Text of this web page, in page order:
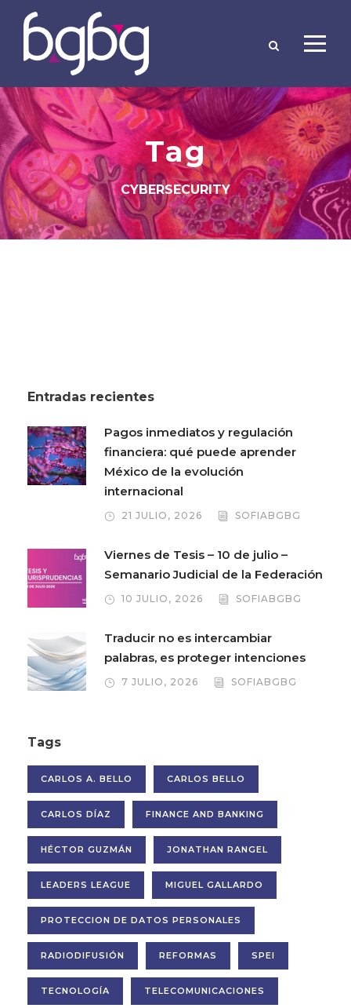
Tag
CYBERSECURITY
Entradas recientes
Pagos inmediatos y regulación
financiera: qué puede aprender
México de la evolución
internacional
21 JULIO, 2026 SOFIABGBG
Viernes de Tesis – 10 de julio –
Semanario Judicial de la Federación
10 JULIO, 2026 SOFIABGBG
Traducir no es intercambiar
palabras, es proteger intenciones
7 JULIO, 2026 SOFIABGBG
Tags
CARLOS A. BELLO CARLOS BELLO
CARLOS DÍAZ FINANCE AND BANKING
HÉCTOR GUZMÁN JONATHAN RANGEL
LEADERS LEAGUE MIGUEL GALLARDO
PROTECCION DE DATOS PERSONALES
RADIODIFUSIÓN REFORMAS SPEI
TECNOLOGÍA TELECOMUNICACIONES